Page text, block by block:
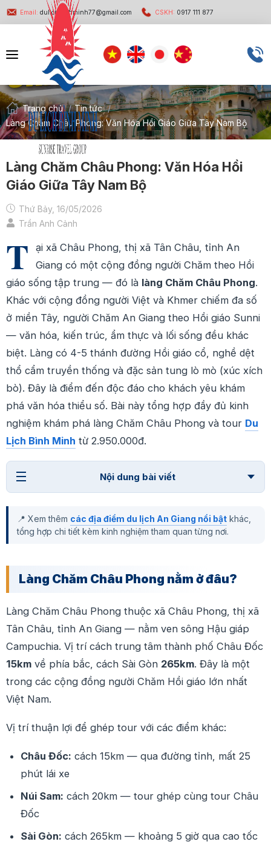
Email: dulichbinhminh77@gmail.com CSKH: 0917 111 877
Trang chủ / Tin tức /
Làng Chăm Châu Phong: Văn Hóa Hồi Giáo Giữa Tây Nam Bộ
Làng Chăm Châu Phong: Văn Hóa Hồi
Giáo Giữa Tây Nam Bộ
Thứ Bảy, 16/05/2026
Trần Anh Cảnh
T
ại xã Châu Phong, thị xã Tân Châu, tỉnh An
Giang có một cộng đồng người Chăm theo Hồi
giáo sống tập trung — đó là làng Chăm Châu Phong.
Khác với cộng đồng người Việt và Khmer chiếm đa số
ở miền Tây, người Chăm An Giang theo Hồi giáo Sunni
— văn hóa, kiến trúc, ẩm thực và lối sống đều khác
biệt. Làng có 4-5 thánh đường Hồi giáo cổ, nghề dệt
thổ cẩm truyền thống và đặc sản tung lò mò (xúc xích
bò). Đây là điểm đến độc đáo cho khách yêu khám
phá văn hóa thiểu số. Bài này tổng hợp đầy đủ kinh
nghiệm khám phá làng Chăm Châu Phong và tour Du
Lịch Bình Minh từ 2.950.000đ.
Nội dung bài viết
📍 Xem thêm các địa điểm du lịch An Giang nổi bật khác,
tổng hợp chi tiết kèm kinh nghiệm tham quan từng nơi.
Làng Chăm Châu Phong nằm ở đâu?
Làng Chăm Châu Phong thuộc xã Châu Phong, thị xã
Tân Châu, tỉnh An Giang — nằm ven sông Hậu giáp
Campuchia. Vị trí cách trung tâm thành phố Châu Đốc
15km về phía bắc, cách Sài Gòn 265km. Đây là một
trong các cộng đồng người Chăm Hồi giáo lớn nhất
Việt Nam.
Vị trí thuận lợi để ghép tour với các điểm khác:
Châu Đốc: cách 15km — qua đường tỉnh, mất 25
phút lái xe
Núi Sam: cách 20km — tour ghép cùng tour Châu
Đốc
Sài Gòn: cách 265km — khoảng 5 giờ qua cao tốc